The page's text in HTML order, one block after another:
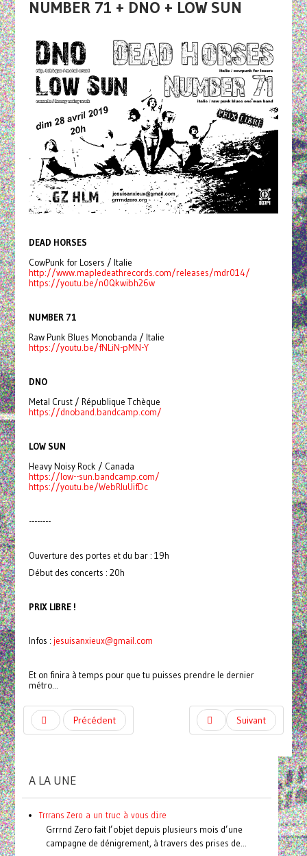
NUMBER 71 + DNO + LOW SUN
DEAD HORSES
CowPunk for Losers / Italie
http://www.mapledeathrecords.com/releases/mdr014/
https://youtu.be/n0Qkwibh26w
NUMBER 71
Raw Punk Blues Monobanda / Italie
https://youtu.be/fNLiN-pMN-Y
DNO
Metal Crust / République Tchèque
https://dnoband.bandcamp.com/
LOW SUN
Heavy Noisy Rock / Canada
https://low--sun.bandcamp.com/
https://youtu.be/WebRluUifDc
--------
Ouverture des portes et du bar : 19h
Début des concerts : 20h
PRIX LIBRE !
Infos : jesuisanxieux@gmail.com
Et on finira à temps pour que tu puisses prendre le dernier
métro...
Précédent Suivant
A LA UNE
Trrrans Zero a un truc à vous dire
Grrrnd Zero fait l’objet depuis plusieurs mois d’une
campagne de dénigrement, à travers des prises de...